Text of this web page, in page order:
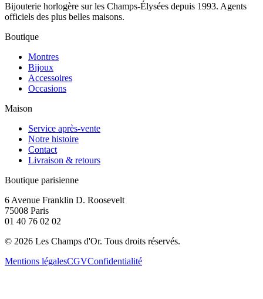
Bijouterie horlogère sur les Champs-Élysées depuis 1993. Agents
officiels des plus belles maisons.
Boutique
Montres
Bijoux
Accessoires
Occasions
Maison
Service après-vente
Notre histoire
Contact
Livraison & retours
Boutique parisienne
6 Avenue Franklin D. Roosevelt
75008 Paris
01 40 76 02 02
© 2026 Les Champs d'Or. Tous droits réservés.
Mentions légalesCGVConfidentialité